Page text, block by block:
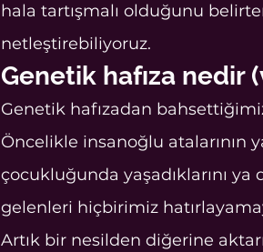
hala tartışmalı olduğunu
netleştirebiliyoruz.
Genetik hafıza nedir
Genetik hafızadan
Öncelikle insanoğlu atalarının
çocukluğunda yaşadıklarını ya
gelenleri hiçbirimiz
Artık bir nesilden diğerine